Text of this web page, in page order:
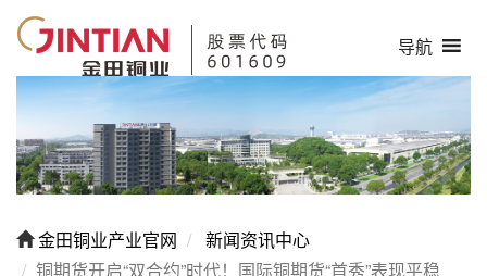
导航
金田铜业产业官网
新闻资讯中心
铜期货开启“双合约”时代！国际铜期货“首秀”表现平稳